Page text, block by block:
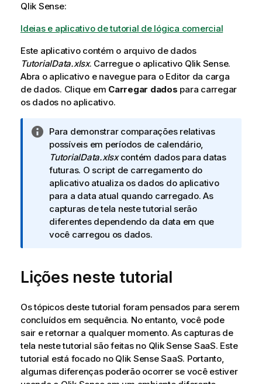
Qlik Sense:
Ideias e aplicativo de tutorial de lógica comercial
Este aplicativo contém o arquivo de dados
TutorialData.xlsx. Carregue o aplicativo Qlik Sense.
Abra o aplicativo e navegue para o Editor da carga
de dados. Clique em Carregar dados para carregar
os dados no aplicativo.
N
o
t
a
i
n
f
o
r
t
a
Para demonstrar comparações relativas
possíveis em períodos de calendário,
TutorialData.xlsxcontém dados para datas
futuras. O script de carregamento do
aplicativo atualiza os dados do aplicativo
para a data atual quando carregado. As
capturas de tela neste tutorial serão
diferentes dependendo da data em que
você carregou os dados.
Lições neste tutorial
Os tópicos deste tutorial foram pensados para serem
concluídos em sequência. No entanto, você pode
sair e retornar a qualquer momento. As capturas de
tela neste tutorial são feitas no Qlik Sense SaaS. Este
tutorial está focado no Qlik Sense SaaS. Portanto,
algumas diferenças poderão ocorrer se você estiver